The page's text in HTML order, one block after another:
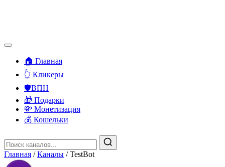
🏠 Главная
👆 Кликеры
🛡️ВПН
🎁 Подарки
💸 Монетизация
💰 Кошельки
Главная / Каналы / TestBot